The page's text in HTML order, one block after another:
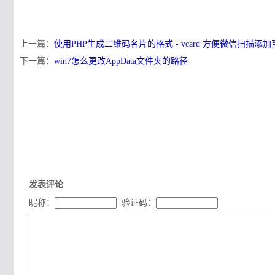
上一篇： 使用PHP生成二维码名片的格式 - vcard 方便微信扫描添加
下一篇： win7怎么更改AppData文件夹的路径
发表评论
昵称：
验证码：